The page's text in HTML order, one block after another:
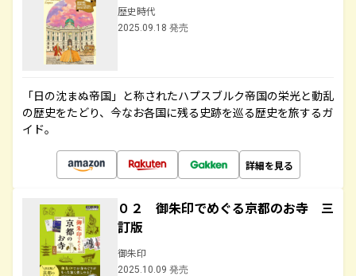
歴史時代
2025.09.18 発売
「日の沈まぬ帝国」と称されたハプスブルク帝国の栄光と動乱
の歴史をたどり、今なお各国に残る史跡を巡る歴史を旅するガ
イド。
詳細を見る
０２ 御朱印でめぐる京都のお寺 三
訂版
御朱印
2025.10.09 発売